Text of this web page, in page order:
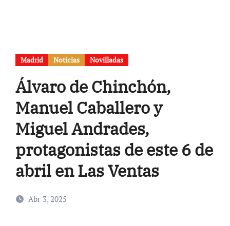
Madrid Noticias Novilladas
Álvaro de Chinchón,
Manuel Caballero y
Miguel Andrades,
protagonistas de este 6 de
abril en Las Ventas
Abr 3, 2025